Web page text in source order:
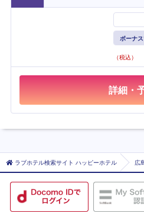
ボーナ
（税込）
詳細・
ラブホテル検索サイト ハッピーホテル 広